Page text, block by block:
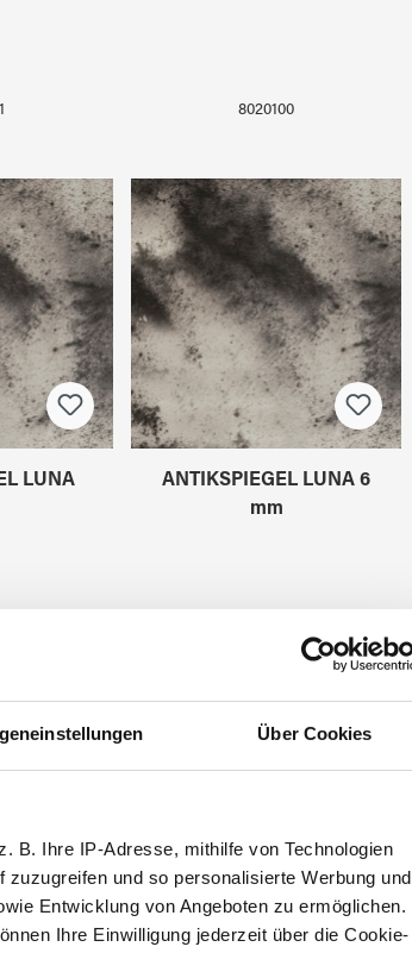
Über Cookies
B. Ihre IP-Adresse, mithilfe von Technologien
und so personalisierte Werbung und
Entwicklung von Angeboten zu ermöglichen.
Ihre Einwilligung jederzeit über die Cookie-
8020100
LUNA
ANTIKSPIEGEL LUNA 6
mm